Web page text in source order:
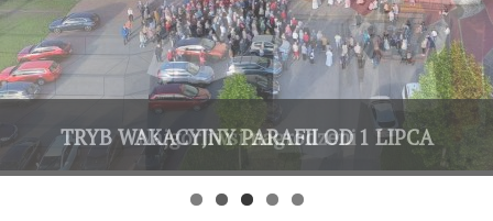
Zapisy na pieszą pielgrzymkę
Najgorliwsi nagrodzeni
TRYB WAKACYJNY PARAFII OD 1 LIPCA
5-dniowa wycieczka LSO
OAZA DOROSŁYCH ZAKOŃCZYŁA
ROK FORMACJI